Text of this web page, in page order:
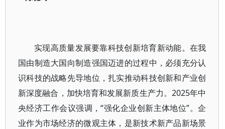
实现高质量发展要靠科技创新培育新动能。在我
国由制造大国向制造强国迈进的过程中，必须充分认
识科技的战略先导地位，扎实推动科技创新和产业创
新深度融合，加快培育和发展新质生产力。2025年中
央经济工作会议强调，“强化企业创新主体地位”。企
业作为市场经济的微观主体，是新技术新产品新场景